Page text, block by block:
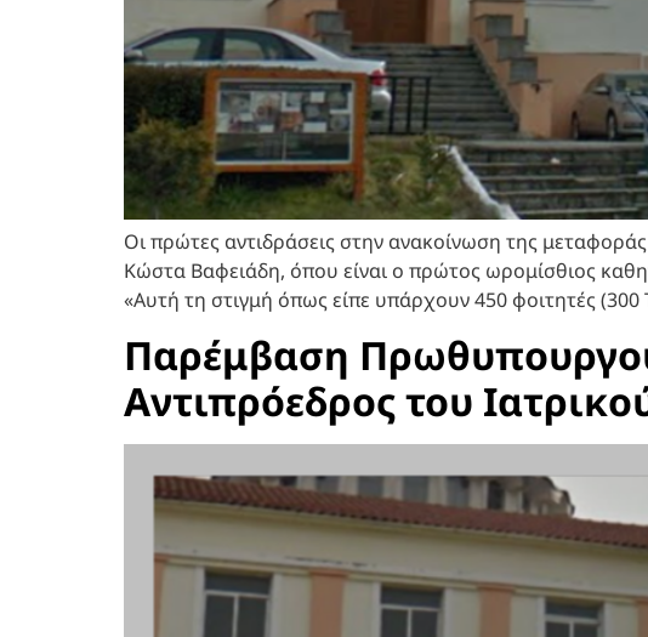
Οι πρώτες αντιδράσεις στην ανακοίνωση της
Κώστα Βαφειάδη, όπου είναι ο πρώτος ωρομίσθιος
«Αυτή τη στιγμή όπως είπε υπάρχουν 450 φοιτητές
Παρέμβαση
Αντιπρόεδρος του